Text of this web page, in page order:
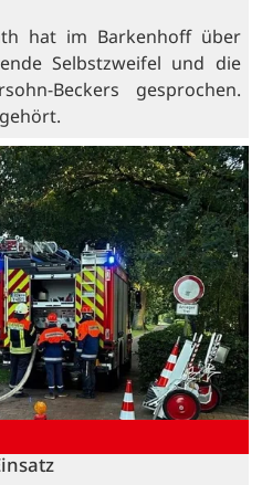
hat im Barkenhoff über
Selbstzweifel und die
Beckers gesprochen.